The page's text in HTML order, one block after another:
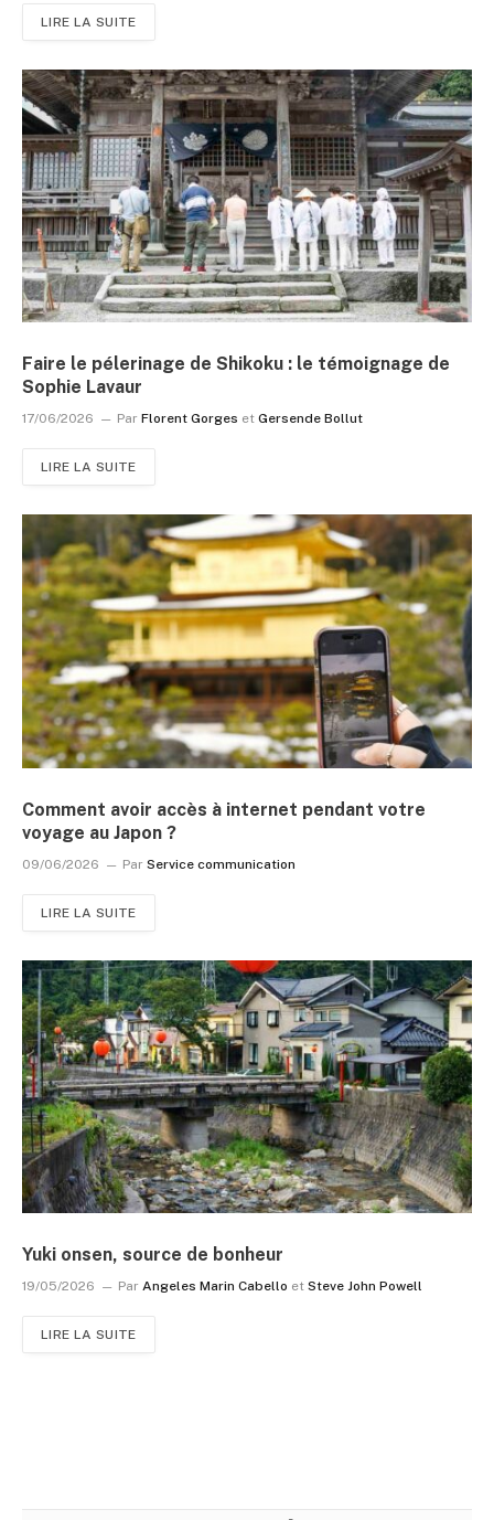
LIRE LA SUITE
Faire le pélerinage de Shikoku : le témoignage de
Sophie Lavaur
17/06/2026 Par Florent Gorges et Gersende Bollut
LIRE LA SUITE
Comment avoir accès à internet pendant votre
voyage au Japon ?
09/06/2026 Par Service communication
LIRE LA SUITE
Yuki onsen, source de bonheur
19/05/2026 Par Angeles Marin Cabello et Steve John Powell
LIRE LA SUITE